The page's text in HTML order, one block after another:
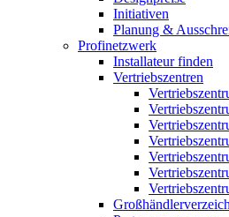
Initiativen
Planung &
Profinetzwerk
Installateur finden
Vertriebszentren